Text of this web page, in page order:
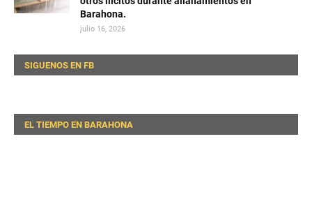
Barahona.
julio 16, 2026
SIGUENOS EN FB
EL TIEMPO EN BARAHONA